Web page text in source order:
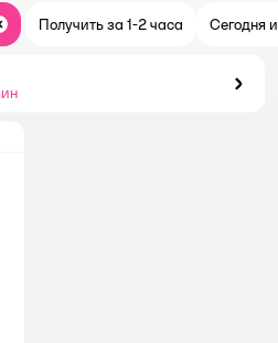
Получить за 1-2 часа Сегодня